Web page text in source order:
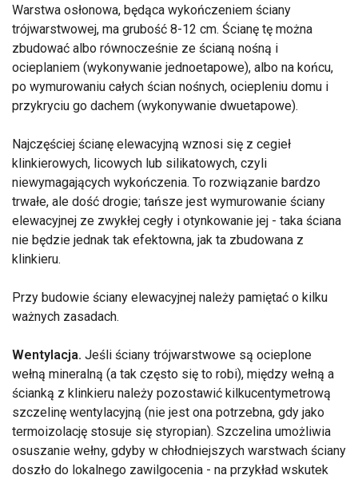
Warstwa osłonowa, będąca wykończeniem ściany
trójwarstwowej, ma grubość 8-12 cm. Ścianę tę można
zbudować albo równocześnie ze ścianą nośną i
ocieplaniem (wykonywanie jednoetapowe), albo na końcu,
po wymurowaniu całych ścian nośnych, ociepleniu domu i
przykryciu go dachem (wykonywanie dwuetapowe).
Najczęściej ścianę elewacyjną wznosi się z cegieł
klinkierowych, licowych lub silikatowych, czyli
niewymagających wykończenia. To rozwiązanie bardzo
trwałe, ale dość drogie; tańsze jest wymurowanie ściany
elewacyjnej ze zwykłej cegły i otynkowanie jej - taka ściana
nie będzie jednak tak efektowna, jak ta zbudowana z
klinkieru.
Przy budowie ściany elewacyjnej należy pamiętać o kilku
ważnych zasadach.
Wentylacja. Jeśli ściany trójwarstwowe są ocieplone
wełną mineralną (a tak często się to robi), między wełną a
ścianką z klinkieru należy pozostawić kilkucentymetrową
szczelinę wentylacyjną (nie jest ona potrzebna, gdy jako
termoizolację stosuje się styropian). Szczelina umożliwia
osuszanie wełny, gdyby w chłodniejszych warstwach ściany
doszło do lokalnego zawilgocenia - na przykład wskutek